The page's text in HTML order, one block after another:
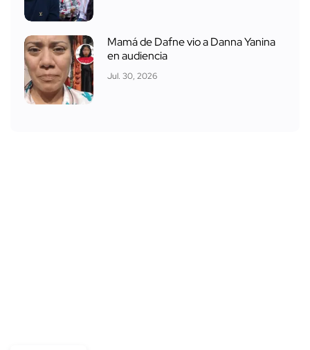
Mamá de Dafne vio a Danna Yanina
en audiencia
Jul. 30, 2026